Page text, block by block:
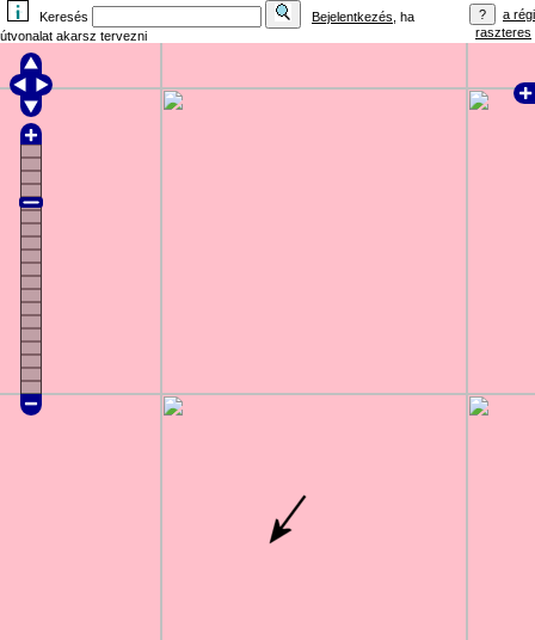
Keresés Bejelentkezés , ha
útvonalat akarsz tervezni
a régi
raszteres